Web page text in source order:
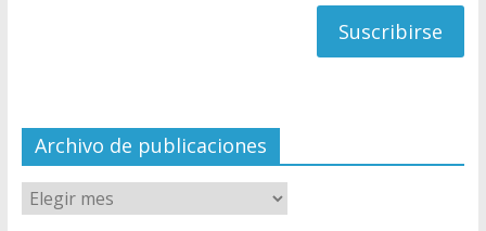
el
Archivo de publicaciones